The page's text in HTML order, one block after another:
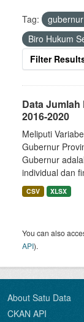
Tag: gubernur
Biro Hukum
Filter
Data
2016-2020
Meliputi
Gubernur
Gubernur
individual dan
CSV XLSX
You can also
API).
About Satu Data
CKAN API